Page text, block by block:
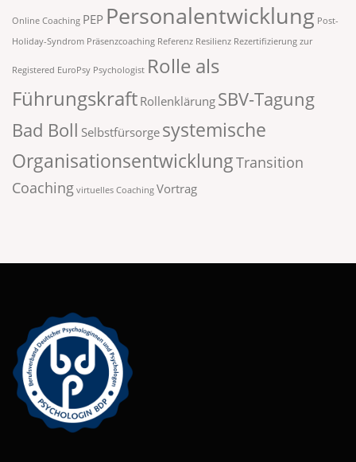
Online Coaching PEP Personalentwicklung Post-
Holiday-Syndrom Präsenzcoaching Referenz Resilienz Rezertifizierung zur
Registered EuroPsy Psychologist Rolle als
Führungskraft Rollenklärung SBV-Tagung
Bad Boll Selbstfürsorge systemische
OrganisationsentwicklungTransition
Coaching virtuelles Coaching Vortrag